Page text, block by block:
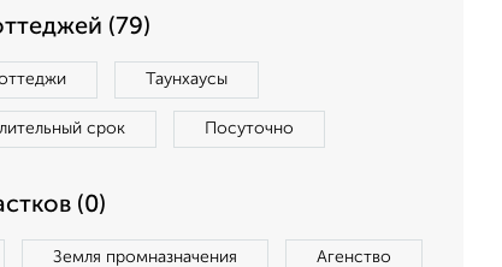
(79)
Таунхаусы
срок Посуточно
(0)
Земля промназначения Агенство